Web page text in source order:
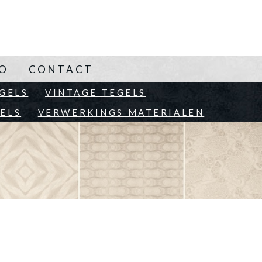
VINTAGE TEGELS
VERWERKINGS MATERIALEN
CONTACT